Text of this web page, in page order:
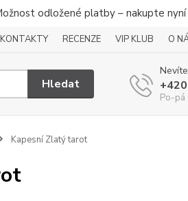
odložené platby – nakupte
KONTAKTY RECENZE VIP KLUB O
Hledat
Po-pá
Kapesní Zlatý tarot